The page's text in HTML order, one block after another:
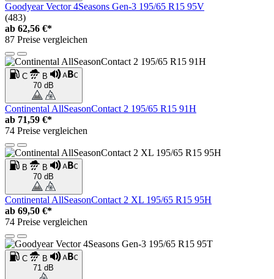
Goodyear Vector 4Seasons Gen-3 195/65 R15 95V
(483)
ab 62,56 €*
87 Preise vergleichen
C
B
70 dB
Continental AllSeasonContact 2 195/65 R15 91H
ab 71,59 €*
74 Preise vergleichen
B
B
70 dB
Continental AllSeasonContact 2 XL 195/65 R15 95H
ab 69,50 €*
74 Preise vergleichen
C
B
71 dB